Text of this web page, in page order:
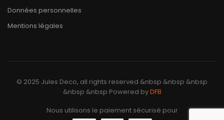
Données personnelles
Mentions légales
© 2025 Jules Deco, all rights reserved &nbsp &nbsp &nbsp
&nbsp &nbsp Powered byDFB
Nous utilisons le paiement sécurisé pour